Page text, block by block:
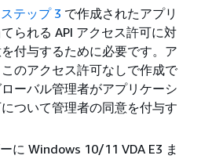
ステップ 3 で作成されたアプリ
られる API アクセス許可に対
付与するために必要です。ア
のアクセス許可なしで作成で
ーバル管理者がアプリケーシ
ついて管理者の同意を付与す
に Windows 10/11 VDA E3 ま